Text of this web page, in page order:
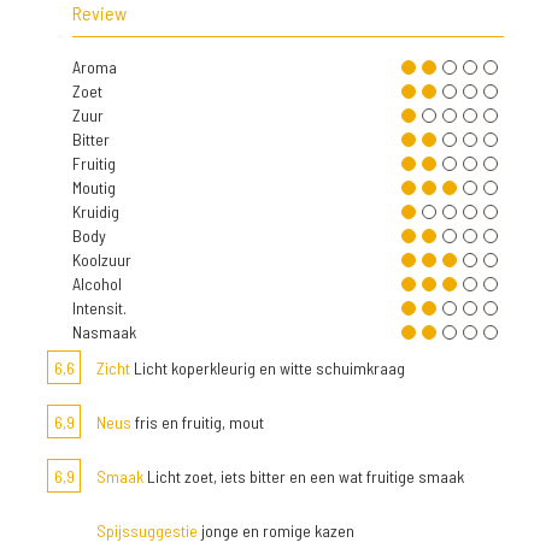
Review
Aroma
Zoet
Zuur
Bitter
Fruitig
Moutig
Kruidig
Body
Koolzuur
Alcohol
Intensit.
Nasmaak
6,6
Zicht Licht koperkleurig en witte schuimkraag
6,9 Neus fris en fruitig, mout
6,9 Smaak Licht zoet, iets bitter en een wat fruitige smaak
Spijssuggestie jonge en romige kazen